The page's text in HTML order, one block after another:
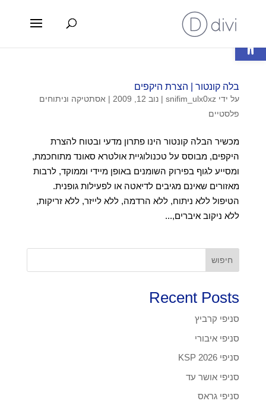
בלה קונטור | הצרת היקפים
על ידי snifim_ulx0xz
| נוב 12, 2009 | אסתטיקה וניתוחים
פלסטיים
מכשיר הבלה קונטור הינו פתרון מדעי ובטוח להצרת
היקפים, מבוסס על טכנולוגיית אולטרא סאונד מתוחכמת,
ומסייע לגוף בפירוק השומנים באופן מיידי וממוקד, לרבות
מאזורים שאינם מגיבים לדיאטה או לפעילות גופנית.
הטיפול ללא ניתוח, ללא הרדמה, ללא לייזר, ללא זריקות,
ללא ניקוב איברים,...
חיפוש
Recent Posts
סניפי קרביץ
סניפי איבורי
סניפי KSP 2026
סניפי אושר עד
סניפי גראס
פתח סרגל נגישות